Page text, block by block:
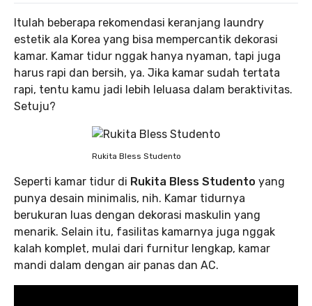
Itulah beberapa rekomendasi keranjang laundry
estetik ala Korea yang bisa mempercantik dekorasi
kamar. Kamar tidur nggak hanya nyaman, tapi juga
harus rapi dan bersih, ya. Jika kamar sudah tertata
rapi, tentu kamu jadi lebih leluasa dalam beraktivitas.
Setuju?
Rukita Bless Studento
Seperti kamar tidur di Rukita Bless Studento yang
punya desain minimalis, nih. Kamar tidurnya
berukuran luas dengan dekorasi maskulin yang
menarik. Selain itu, fasilitas kamarnya juga nggak
kalah komplet, mulai dari furnitur lengkap, kamar
mandi dalam dengan air panas dan AC.